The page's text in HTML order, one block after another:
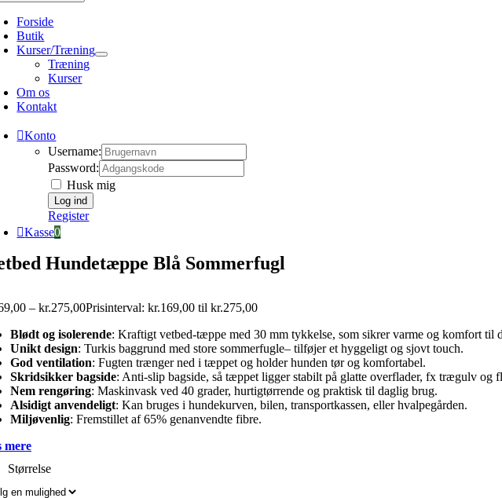
Forside
Butik
Kurser/Træning
Træning
Kurser
Om os
Kontakt
Konto
Username:
Password:
Husk mig
Register
Kasse0
Hundetæppe Blå Sommerfugl
– kr.275,00Prisinterval: kr.169,00 til kr.275,00
Blødt og isolerende: Kraftigt vetbed-tæppe med 30 mm tykkelse, som sikrer varme og komfort til
Unikt design: Turkis baggrund med store sommerfugle– tilføjer et hyggeligt og sjovt touch.
God ventilation: Fugten trænger ned i tæppet og holder hunden tør og komfortabel.
Skridsikker bagside: Anti-slip bagside, så tæppet ligger stabilt på glatte overflader, fx trægulv og
Nem rengøring: Maskinvask ved 40 grader, hurtigtørrende og praktisk til daglig brug.
Alsidigt anvendeligt: Kan bruges i hundekurven, bilen, transportkassen, eller hvalpegården.
Miljøvenlig: Fremstillet af 65% genanvendte fibre.
mere
Størrelse